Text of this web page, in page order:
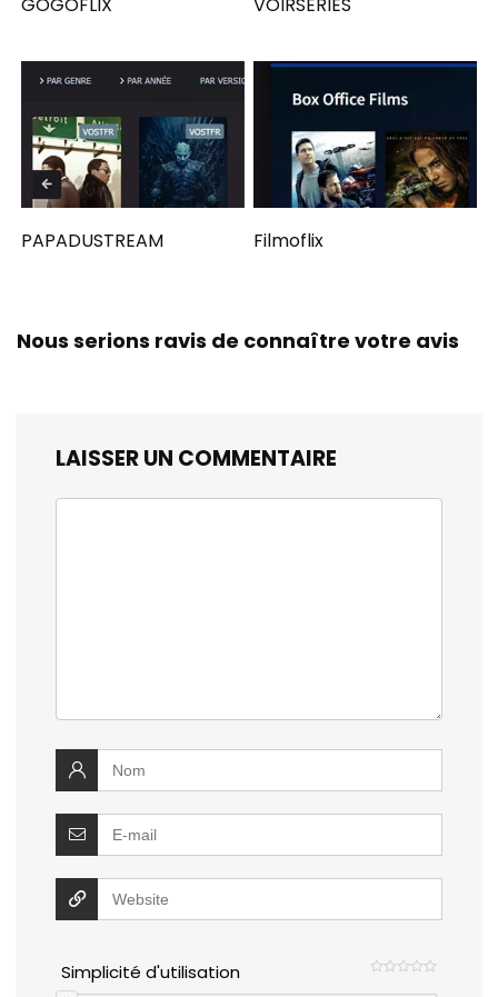
GOGOFLIX VOIRSERIES
PAPADUSTREAM Filmoflix
Nous serions ravis de connaître votre avis
LAISSER UN COMMENTAIRE
Simplicité d'utilisation